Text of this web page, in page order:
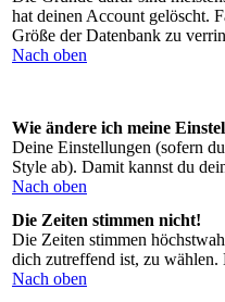
hat deinen Account gelöscht.
Größe der Datenbank zu
Nach oben
Wie ändere ich meine
Deine Einstellungen (sofern
Style ab). Damit kannst du
Nach oben
Die Zeiten stimmen nicht!
Die Zeiten stimmen
dich zutreffend ist, zu wählen.
Nach oben